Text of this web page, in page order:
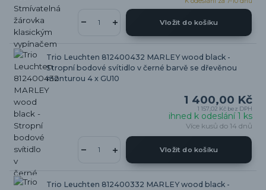
Vložit do košíku
Trio Leuchten 812400432 MARLEY wood black -
Stropní bodové svítidlo v černé barvě se dřevěnou
monturou 4 x GU10
1 400,00 Kč
1 157,02 Kč bez DPH
ihned k odeslání 1 ks
Více kusů do 14 dnů
Vložit do košíku
Trio Leuchten 812400332 MARLEY wood black -